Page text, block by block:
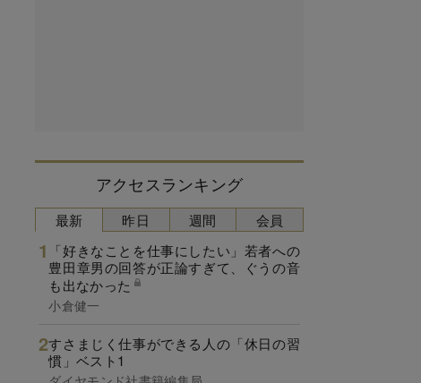
アクセスランキング
最新
「好きなことを仕事にしたい」若者への
豊田章男の回答が正論すぎて、ぐうの音
も出なかった
小倉健一
すさまじく仕事ができる人の「休日の習
慣」ベスト1
昨日 週間 会員